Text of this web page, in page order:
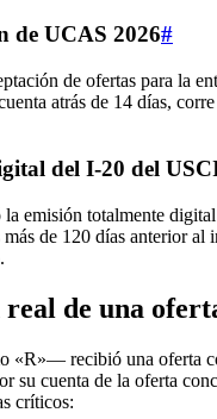
de UCAS 2026#
de ofertas para la
atrás de 14 días,
del I-20 del
emisión totalmente
de 120 días anterior
de una
«R»— recibió una oferta
su cuenta de la oferta
críticos: